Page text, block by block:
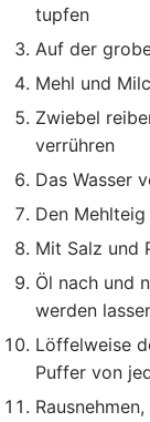
tupfen
Auf der
Mehl und
Zwiebel
verrühren
Das Wasser
Den
Mit Salz und
Öl nach und
werden
Löffelweise
Puffer von